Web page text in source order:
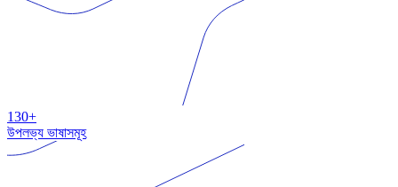
130+
উপলভ্য ভাষাসমূহ